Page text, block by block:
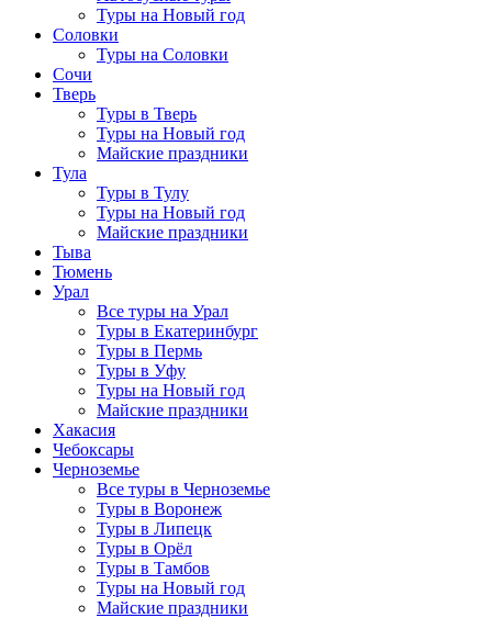
Туры на Новый год
Соловки
Туры на Соловки
Сочи
Тверь
Туры в Тверь
Туры на Новый год
Майские праздники
Тула
Туры в Тулу
Туры на Новый год
Майские праздники
Тыва
Тюмень
Урал
Все туры на Урал
Туры в Екатеринбург
Туры в Пермь
Туры в Уфу
Туры на Новый год
Майские праздники
Хакасия
Чебоксары
Черноземье
Все туры в Черноземье
Туры в Воронеж
Туры в Липецк
Туры в Орёл
Туры в Тамбов
Туры на Новый год
Майские праздники